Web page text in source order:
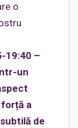
o
19:40 –
un
a
de